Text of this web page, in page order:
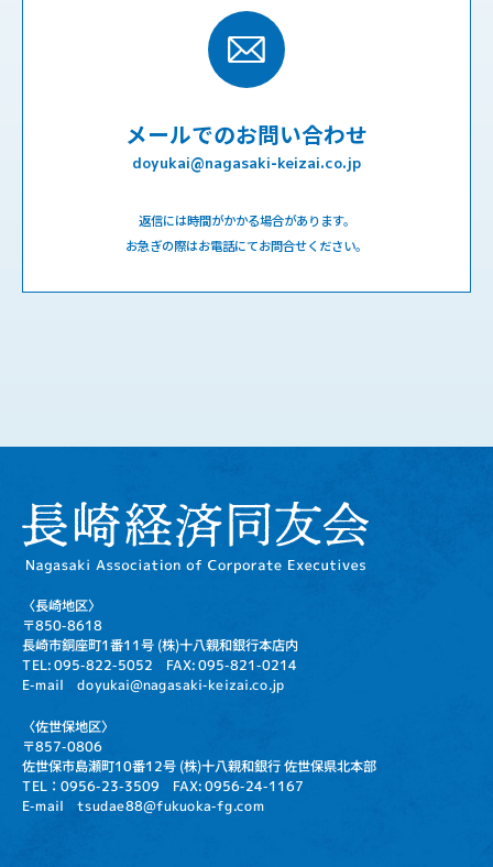
メールでのお問い合わせ
doyukai@nagasaki-keizai.co.jp
返信には時間がかかる場合があります。
お急ぎの際はお電話にてお問合せください。
〈長崎地区〉
〒850-8618
長崎市銅座町1番11号 (株)十八親和銀行本店内
TEL: 095-822-5052 FAX: 095-821-0214
E-mail doyukai@nagasaki-keizai.co.jp
〈佐世保地区〉
〒857-0806
佐世保市島瀬町10番12号 (株)十八親和銀行 佐世保県北本部
TEL：0956-23-3509 FAX: 0956-24-1167
E-mail tsudae88@fukuoka-fg.com